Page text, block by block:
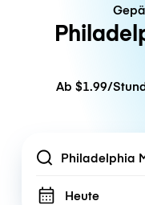
Ab $1.99/
Location
Heute